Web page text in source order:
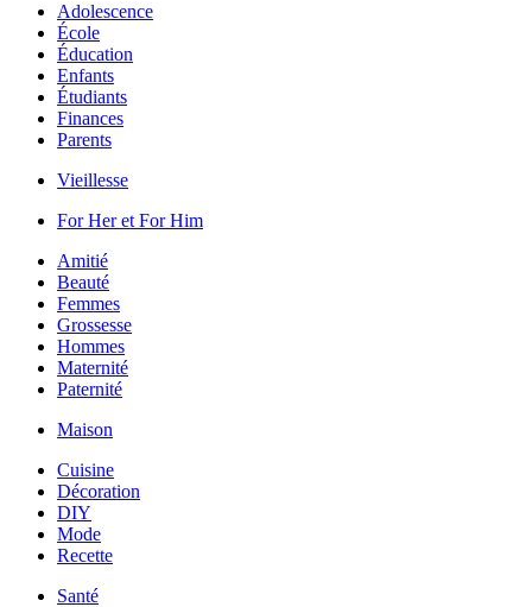
Adolescence
École
Éducation
Enfants
Étudiants
Finances
Parents
Vieillesse
For Her et For Him
Amitié
Beauté
Femmes
Grossesse
Hommes
Maternité
Paternité
Maison
Cuisine
Décoration
DIY
Mode
Recette
Santé